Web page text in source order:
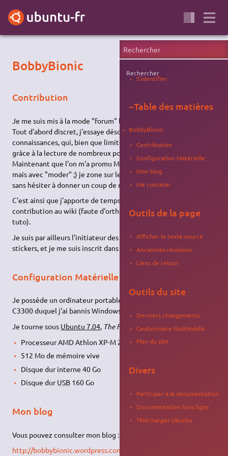
BobbyBionic
Contribution
Je me suis mis à la mode "forum" lorsque j'ai découvert Ubuntu.
Tout d'abord discret, j'essaye désormais de faire part de mes
connaissances, qui, bien que limitée ne cessent d'augmenter,
grâce à la lecture de nombreux posts et pages wiki. EDIT :
Maintenant que l'on m'a promu Moderator (comme terminator
mais avec "moder" ;) je zone sur le forum afin qu'il reste clean,
sans hésiter à donner un coup de main évidemment !
C'est ainsi que j'apporte de temps en temps ma modeste
contribution au wiki (faute d'orthographe ou élaboration de
tuto).
Je suis par ailleurs l'initiateur des commandes groupées de
stickers, et je me suis inscrit dans le projet "Création de t-shirt".
Configuration Matérielle
Je possède un ordinateur portable Packard Bell Easynote
C3300 duquel j'ai bannis Windows.
Je tourne sous Ubuntu 7.04, The Feisty Fawn.
Processeur AMD Athlon XP-M 2600+
512 Mo de mémoire vive
Disque dur interne 40 Go
Disque durUSB160 Go
Mon blog
Vous pouvez consulter mon blog :
http://bobbybionic.wordpress.com
Rechercher
S'identifier
−Table des matières
BobbyBionic
Contribution
Configuration Matérielle
Mon blog
Me contater
Outils de la page
Afficher le texte source
Anciennes révisions
Liens de retour
Outils du site
Derniers changements
Gestionnaire Multimédia
Plan du site
Divers
Participer à la documentation
Documentation hors ligne
Télécharger Ubuntu